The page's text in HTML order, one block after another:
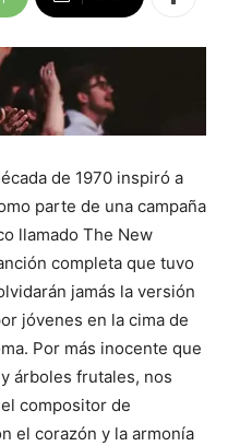
de 1970 inspiró a
parte de una campaña
llamado The New
completa que tuvo
jamás la versión
jóvenes en la cima de
Por más inocente que
árboles frutales, nos
compositor de
el corazón y la armonía